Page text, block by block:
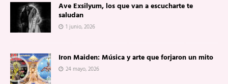
Ave Exsilyum, los que van a escucharte te
saludan
1 junio, 2026
Iron Maiden: Música y arte que forjaron un mito
24 mayo, 2026